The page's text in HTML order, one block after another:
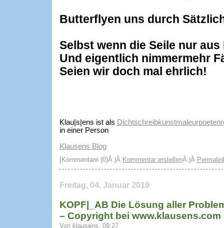
Butterflyen uns durch
Selbst wenn die Seile nur
Und eigentlich nimmermehr
Seien wir doch mal ehrlich!
Klau|s|ens ist als
in einer Person
Klausens Blog
[Kommentare (0)Â |Â Kommentar erstellenÂ |Â
Freitag, 04. Januar 2019
KOPF|_AB Die Lösung aller
– Copyright bei www.klausens.com
Von klausens, 09:27